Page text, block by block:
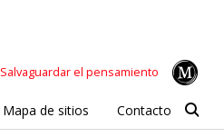
Salvaguardar el pensamiento
Mapa de sitios Contacto